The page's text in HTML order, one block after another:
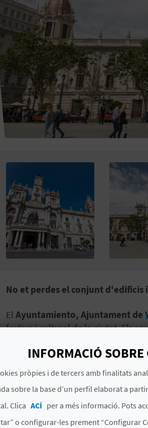
No et perdes el conjunt
El Ayuntamiento, Ajuntament de
festiva i cultural de la ciutat. Els
, un antic col·legi
, i l'Església de la Confraria
La façana, amb els seus rics
torre amb rellotge central,
qual s'anuncia
el començament
INFORMACIÓ SOBRE
pròpies i de tercers amb finalitats
sobre la base d’un perfil elaborat a
Clica ACÍ per a més informació. Pots
o configurar-les prement “Configurar